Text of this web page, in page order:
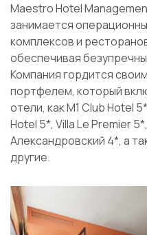
Maestro Hotel
занимается
комплексов и
обеспечивая
Компания гордится
портфелем, который
отели, как M1 Club Hotel
Hotel 5*, Villa Le Premier
Александровский 4*, а
другие.